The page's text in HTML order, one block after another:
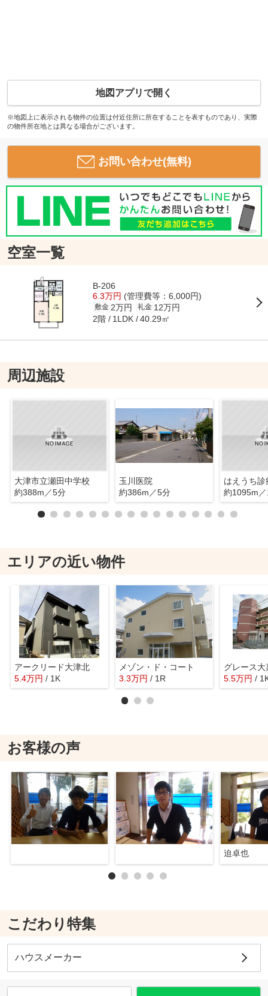
地図アプリで開く
※地図上に表示される物件の位置は付近住所に所在することを表すものであり、実際
の物件所在地とは異なる場合がございます。
お問い合わせ(無料)
空室一覧
B-206
6.3万円 (管理費等：6,000円)
敷金 2万円 礼金 12万円
2階 1LDK 40.29㎡
周辺施設
大津市立瀬田中学校
約388m／5分
玉川医院
約386m／5分
はえうち診
約1095m
エリアの近い物件
アークリード大津北
5.4万円 / 1K
メゾン・ド・コート
3.3万円 / 1R
グレース大
5.5万円 /
お客様の声
迫卓也
こだわり特集
ハウスメーカー